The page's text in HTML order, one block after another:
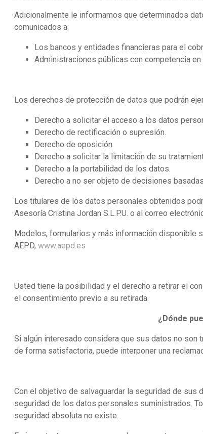
Adicionalmente le informamos que determinados
comunicados a:
Los bancos y entidades financieras para el
Administraciones públicas con competencia
Los derechos de protección de datos que podrán
Derecho a solicitar el acceso a los datos
Derecho de rectificación o supresión.
Derecho de oposición.
Derecho a solicitar la limitación de su
Derecho a la portabilidad de los datos.
Derecho a no ser objeto de decisiones
Los titulares de los datos personales obtenidos
Asesoría Cristina Jordan S.L.P.U. o al correo
Modelos, formularios y más información disponible
AEPD, www.aepd.es
Usted tiene la posibilidad y el derecho a retirar el
el consentimiento previo a su retirada.
¿Dónde
Si algún interesado considera que sus datos no son
de forma satisfactoria, puede interponer una
Con el objetivo de salvaguardar la seguridad de
seguridad de los datos personales suministrados.
seguridad absoluta no existe.